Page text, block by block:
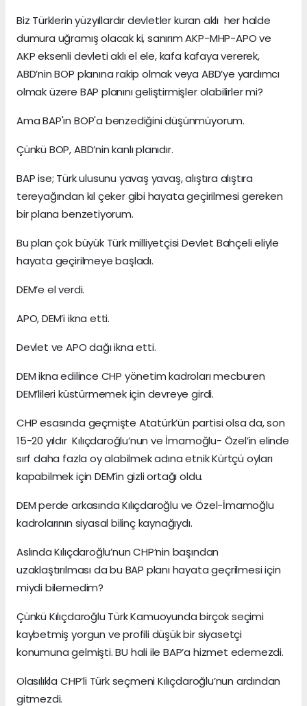
Biz Türklerin yüzyıllardır devletler kuran aklı her halde
dumura uğramış olacak ki, sanırım AKP-MHP-APO ve
AKP eksenli devleti aklı el ele, kafa kafaya vererek,
ABD’nin BOP planına rakip olmak veya ABD’ye yardımcı
olmak üzere BAP planını geliştirmişler olabilirler mi?
Ama BAP'ın BOP'a benzediğini düşünmüyorum.
Çünkü BOP, ABD’nin kanlı planıdır.
BAP ise; Türk ulusunu yavaş yavaş, alıştıra alıştıra
tereyağından kıl çeker gibi hayata geçirilmesi gereken
bir plana benzetiyorum.
Bu plan çok büyük Türk milliyetçisi Devlet Bahçeli eliyle
hayata geçirilmeye başladı.
DEM’e el verdi.
APO, DEM’i ikna etti.
Devlet ve APO dağı ikna etti.
DEM ikna edilince CHP yönetim kadroları mecburen
DEM’lileri küstürmemek için devreye girdi.
CHP esasında geçmişte Atatürk’ün partisi olsa da, son
15-20 yıldır Kılıçdaroğlu’nun ve İmamoğlu- Özel’in elinde
sırf daha fazla oy alabilmek adına etnik Kürtçü oyları
kapabilmek için DEM’in gizli ortağı oldu.
DEM perde arkasında Kılıçdaroğlu ve Özel-İmamoğlu
kadrolarının siyasal bilinç kaynağıydı.
Aslında Kılıçdaroğlu’nun CHP’nin başından
uzaklaştırılması da bu BAP planı hayata geçrilmesi için
miydi bilemedim?
Çünkü Kılıçdaroğlu Türk Kamuoyunda birçok seçimi
kaybetmiş yorgun ve profili düşük bir siyasetçi
konumuna gelmişti. BU hali ile BAP’a hizmet edemezdi.
Olasılıkla CHP’li Türk seçmeni Kılıçdaroğlu’nun ardından
gitmezdi.